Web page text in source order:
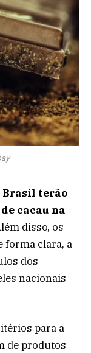
Brasil terão
cacau na
disso, os
forma clara, a
dos
nacionais
para a
de produtos